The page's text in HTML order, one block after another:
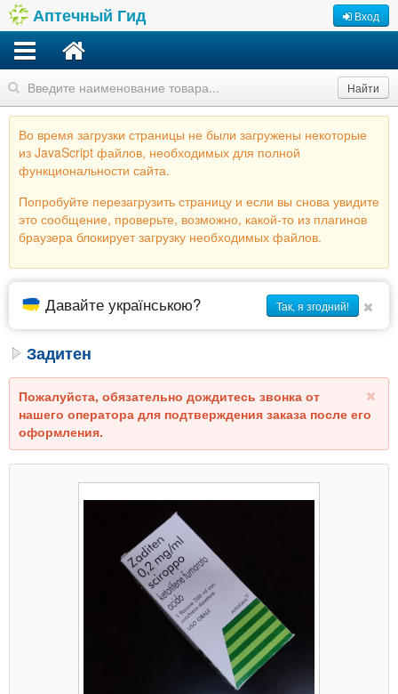
Аптечный Гид Вход
Найти
Во время загрузки страницы не были загружены некоторые
из JavaScript файлов, необходимых для полной
функциональности сайта.
Попробуйте перезагрузить страницу и если вы снова увидите
это сообщение, проверьте, возможно, какой-то из плагинов
браузера блокирует загрузку необходимых файлов.
Давайте українською? Так, я згодний!
Задитен
Пожалуйста, обязательно дождитесь звонка от
нашего оператора для подтверждения заказа после его
оформления.